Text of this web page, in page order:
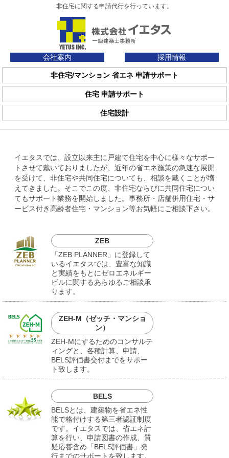
非住宅に関する申請代行を行っています。
会社案内 採用情報
非住宅/マンション 省エネ 申請サポート
住宅 申請サポート
住宅設計
イエタスでは、設立以来主に戸建て住宅を中心に様々なサポー
トさせて戴いておりましたが、近年の省エネ施策の急速な展開
を受けて、非住宅や共同住宅についても、相談を戴くことが増
えてきました。そこでこの度、非住宅ならびに共同住宅につい
てもサポート業務を開始しました。事務所・店舗併用住宅・サ
ービス付き高齢者住宅・マンション等お気軽にご相談下さい。
ZEB
「ZEB PLANNER」に登録して
いるイエタスでは、豊富な知識
と実績をもとにゼロエネルギー
ビルに関するあらゆるご相談承
ります。
ZEH-M（ゼッチ・マンショ
ン）
ZEH-Mにするためのコンサルテ
ィングと、各種計算、申請、
BELS評価書交付までをサポー
ト致します。
BELS
BELSとは、建築物を省エネ性
能で格付けする第三者認証制度
です。イエタスでは、省エネ計
算を行い、申請図書の作成、質
疑応答含め「BELS評価書」発
行までのサポートを致します。